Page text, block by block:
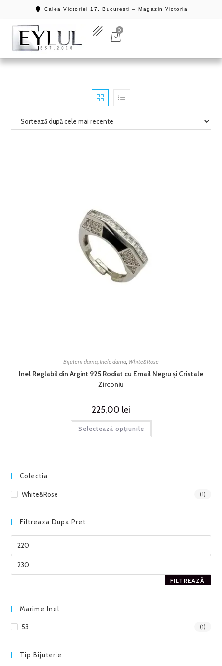
Calea Victoriei 17, Bucuresti – Magazin Victoria
0
Bijuterii dama Inele dama White&Rose
Inel Reglabil din Argint 925 Rodiat cu Email Negru și Cristale
Zirconiu
225,00 lei
Selectează opțiunile
Colectia
White&Rose (1)
Filtreaza Dupa Pret
FILTREAZĂ
Marime Inel
53 (1)
Tip Bijuterie